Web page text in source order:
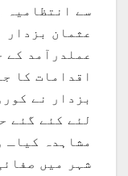
سے انتظامیہ
عملدرآمد کے
اقدامات کا
بزدار نے
لئے کئے گئے
مشاہدہ کیاـ
شہر میں